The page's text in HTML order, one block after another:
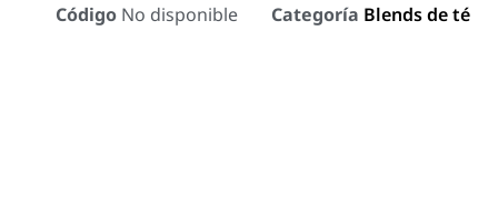
Código No disponible Categoría Blends de té